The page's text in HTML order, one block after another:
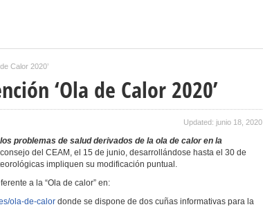
Calor 2020’
‘Ola de Calor 2020’
Updated: junio 18, 2020
problemas de salud derivados de la ola de calor en la
del CEAM, el 15 de junio, desarrollándose hasta el 30 de
impliquen su modificación puntual.
a la “Ola de calor” en:
ola-de-calor donde se dispone de dos cuñas informativas para la